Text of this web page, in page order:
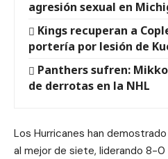
agresión sexual en
Kings recuperan a
portería por lesión de
Panthers sufren:
de derrotas en la NHL
Los Hurricanes han
al mejor de siete, liderando 8-